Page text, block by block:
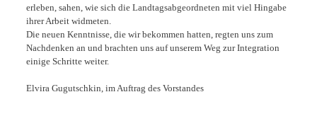
erleben, sahen, wie sich die Landtagsabgeordneten mit viel Hingabe
ihrer Arbeit widmeten.
Die neuen Kenntnisse, die wir bekommen hatten, regten uns zum
Nachdenken an und brachten uns auf unserem Weg zur Integration
einige Schritte weiter.
Elvira Gugutschkin, im Auftrag des Vorstandes